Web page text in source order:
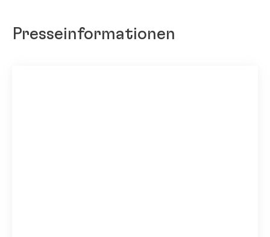
Presseinformationen